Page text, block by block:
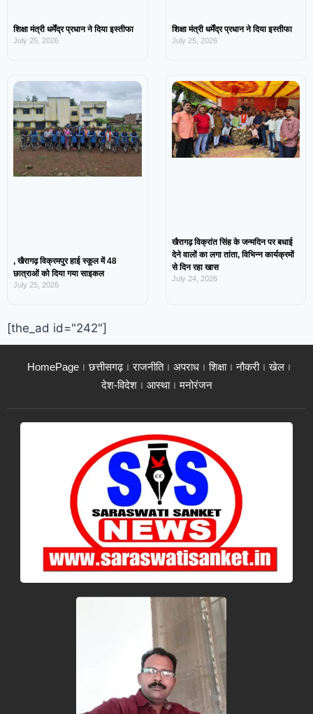
शिक्षा मंत्री धर्मेंद्र प्रधान ने दिया इस्तीफा
July 25, 2026
शिक्षा मंत्री धर्मेंद्र प्रधान ने दिया इस्तीफा
July 25, 2026
, खैरागढ़ विक्रमपुर हाई स्कूल में 48
छात्राओं को दिया गया साइकल
July 25, 2026
खैरागढ़ विक्रांत सिंह के जन्मदिन पर बधाई
देने वालों का लगा तांता, विभिन्न कार्यक्रमों
से दिन रहा खास
July 24, 2026
[the_ad id="242"]
HomePage छत्तीसगढ़ राजनीति अपराध शिक्षा नौकरी
खेल
देश-विदेश
आस्था मनोरंजन